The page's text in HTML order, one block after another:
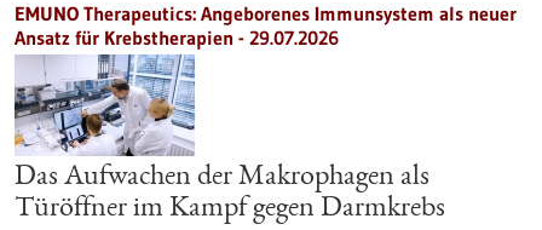
EMUNO Therapeutics: Angeborenes Immunsystem als neuer
Ansatz für Krebstherapien - 29.07.2026
Das Aufwachen der Makrophagen als
Türöffner im Kampf gegen Darmkrebs